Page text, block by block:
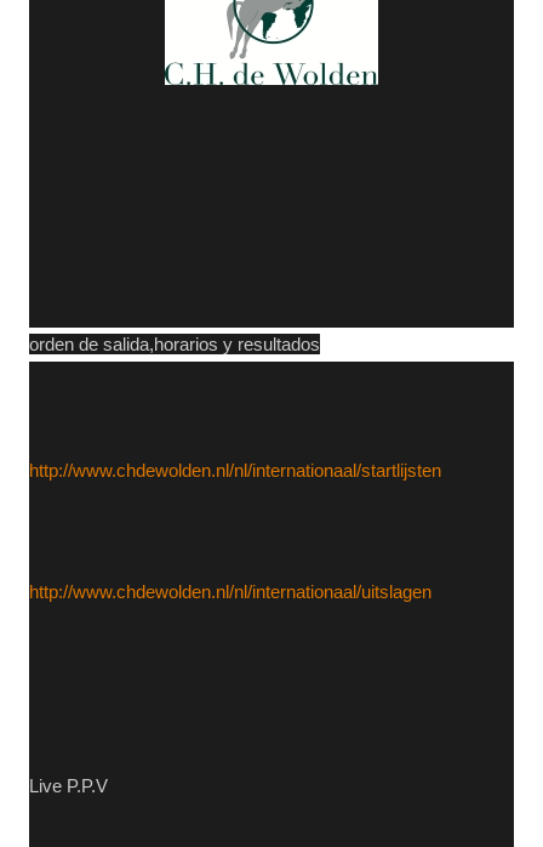
orden de salida,horarios y resultados
http://www.chdewolden.nl/nl/internationaal/startlijsten
http://www.chdewolden.nl/nl/internationaal/uitslagen
Live P.P.V